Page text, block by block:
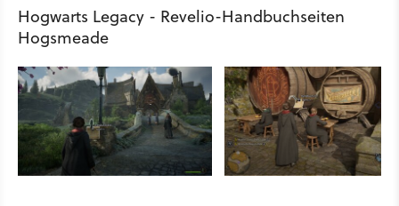
Hogwarts Legacy - Revelio-Handbuchseiten
Hogsmeade